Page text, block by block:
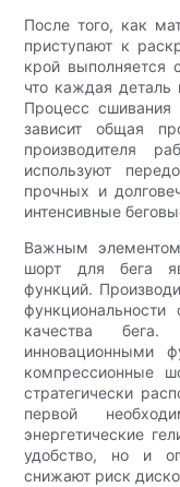
После того, как
приступают к
крой выполняется
что каждая деталь
Процесс сшивания
зависит общая
производителя
используют
прочных и
интенсивные
Важным
шорт для бега
функций.
качества
инновационными
компрессионные
стратегически
первой
энергетические
удобство, но и
снижают риск